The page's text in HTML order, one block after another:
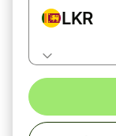
LKR